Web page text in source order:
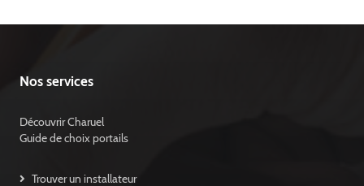
Nos services
Découvrir Charuel
Guide de choix portails
Trouver un installateur